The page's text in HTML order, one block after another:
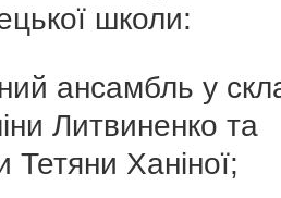
школи:
ансамбль у
Литвиненко та
Тетяни Ханіної;